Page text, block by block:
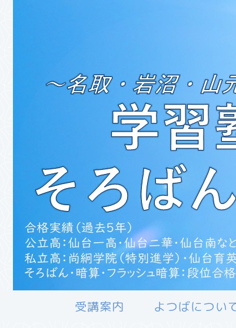
受講案内 よつばについ